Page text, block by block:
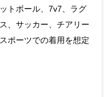
トボール、7v7、ラグ
、サッカー、チアリー
ポーツでの着用を想定